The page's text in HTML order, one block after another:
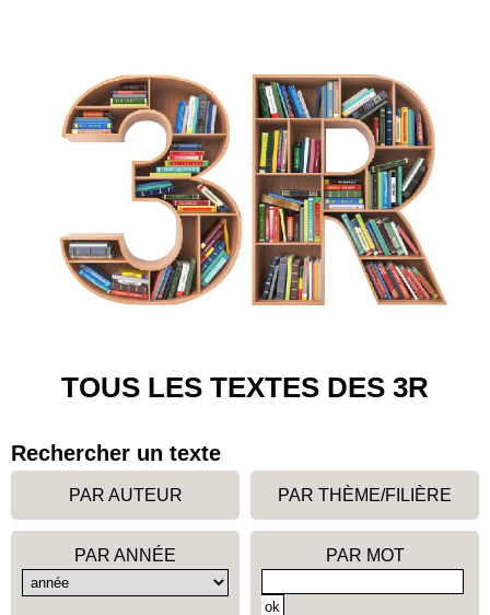
TOUS LES TEXTES DES 3R
Rechercher un texte
PAR AUTEUR PAR THÈME/FILIÈRE
PAR ANNÉE PAR MOT